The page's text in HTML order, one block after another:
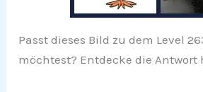
Passt dieses Bild zu dem Level
möchtest? Entdecke die Antwort